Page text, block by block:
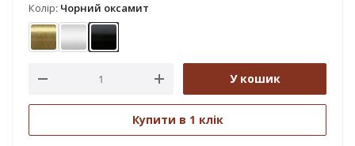
Колір: Чорний оксамит
АнтикСатин Чорний оксамит
У кошик
Купити в 1 клік